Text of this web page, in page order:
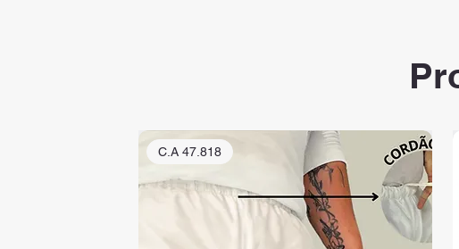
C.A 47.818